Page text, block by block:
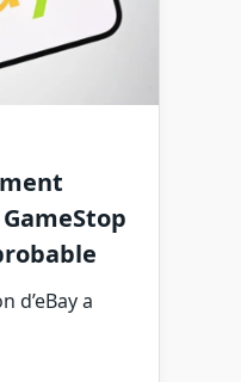
d’eBay a